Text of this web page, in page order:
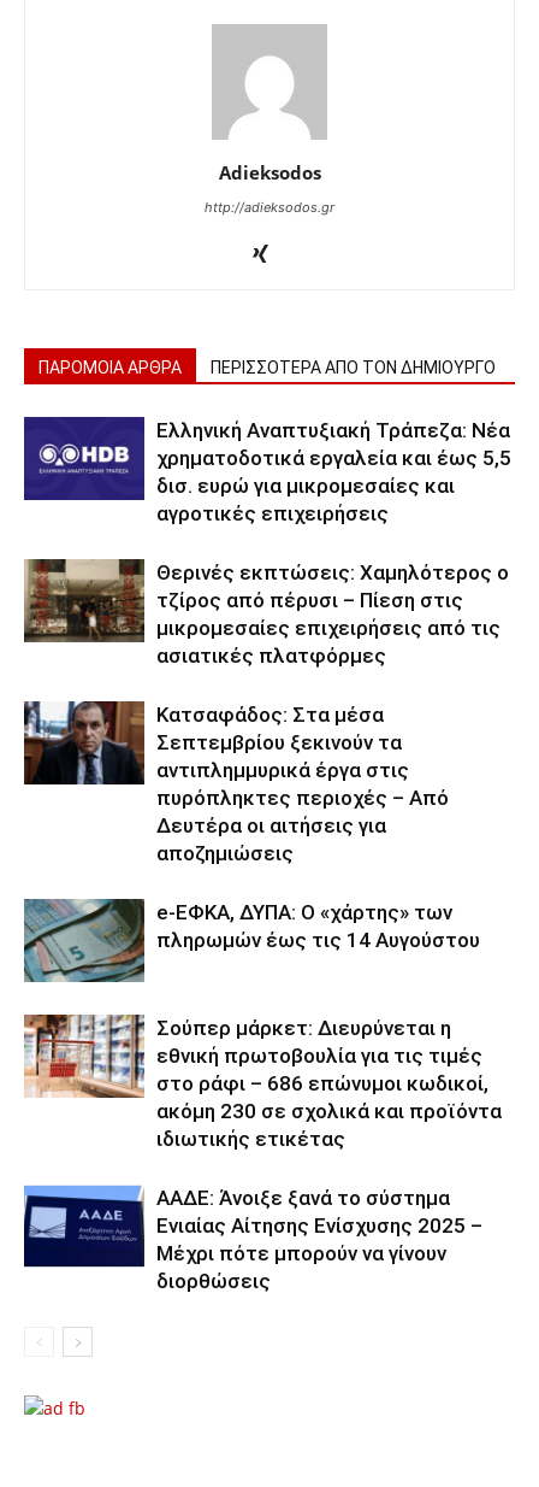
Adieksodos
http://adieksodos.gr
ΠΑΡΟΜΟΙΑ ΑΡΘΡΑ ΠΕΡΙΣΣΟΤΕΡΑ ΑΠΟ ΤΟΝ ΔΗΜΙΟΥΡΓΟ
Ελληνική Αναπτυξιακή Τράπεζα: Νέα
χρηματοδοτικά εργαλεία και έως 5,5
δισ. ευρώ για μικρομεσαίες και
αγροτικές επιχειρήσεις
Θερινές εκπτώσεις: Χαμηλότερος ο
τζίρος από πέρυσι – Πίεση στις
μικρομεσαίες επιχειρήσεις από τις
ασιατικές πλατφόρμες
Κατσαφάδος: Στα μέσα
Σεπτεμβρίου ξεκινούν τα
αντιπλημμυρικά έργα στις
πυρόπληκτες περιοχές – Από
Δευτέρα οι αιτήσεις για
αποζημιώσεις
e-ΕΦΚΑ, ΔΥΠΑ: Ο «χάρτης» των
πληρωμών έως τις 14 Αυγούστου
Σούπερ μάρκετ: Διευρύνεται η
εθνική πρωτοβουλία για τις τιμές
στο ράφι – 686 επώνυμοι κωδικοί,
ακόμη 230 σε σχολικά και προϊόντα
ιδιωτικής ετικέτας
ΑΑΔΕ: Άνοιξε ξανά το σύστημα
Ενιαίας Αίτησης Ενίσχυσης 2025 –
Μέχρι πότε μπορούν να γίνουν
διορθώσεις